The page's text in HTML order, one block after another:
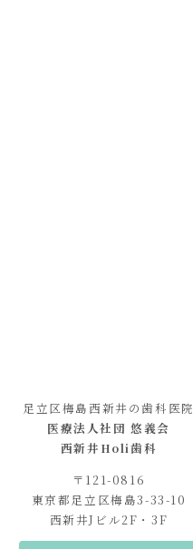
足立区梅島西新井の歯科医院
医療法人社団 悠義会
西新井Holi歯科
〒121-0816
東京都足立区梅島3-33-10
西新井Jビル2F・3F